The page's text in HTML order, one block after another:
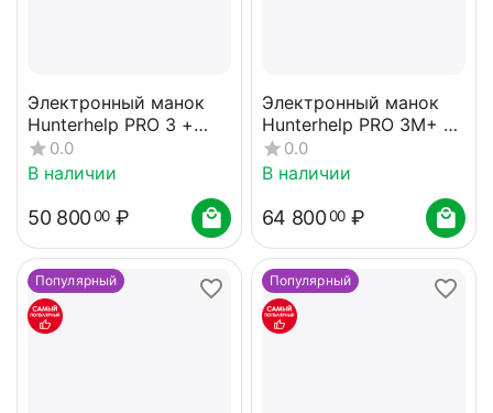
Электронный манок
Hunterhelp PRO 3 +
динамик Альфа,
динамик TK-9RU карта
0.0
В наличии
50 80000 ₽
Электронный манок
Hunterhelp PRO 3M+ 2
динамика Альфа карта
№7
0.0
В наличии
64 80000 ₽
Популярный Популярный